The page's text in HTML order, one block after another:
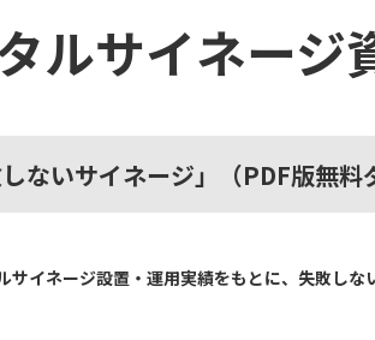
ルサイネージ
しないサイネージ」（PDF版無料
サイネージ設置・運用実績をもとに、失敗し